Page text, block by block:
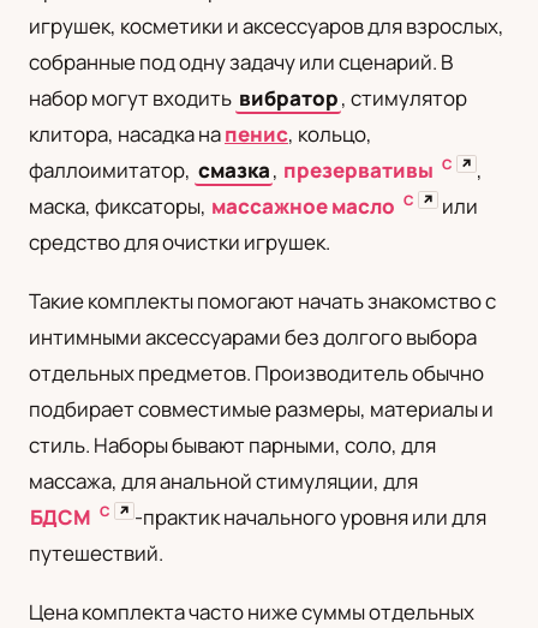
Polski Русский
UA
Українська
игрушек, косметики и аксессуаров для взрослых,
собранные под одну задачу или сценарий. В
набор могут входить вибратор, стимулятор
клитора, насадка напенис, кольцо,
фаллоимитатор, смазка, презервативы С ↗ ,
маска, фиксаторы, массажное масло С ↗ или
средство для очистки игрушек.
Такие комплекты помогают начать знакомство с
интимными аксессуарами без долгого выбора
отдельных предметов. Производитель обычно
подбирает совместимые размеры, материалы и
стиль. Наборы бывают парными, соло, для
массажа, для анальной стимуляции, для
БДСМ С ↗ -практик начального уровня или для
путешествий.
Цена комплекта часто ниже суммы отдельных